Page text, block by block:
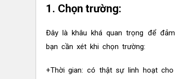
1. Chọn trường:
Đây là khâu khá quan trọng để
bạn cần xét khi chọn trường:
+Thời gian: có thật sự linh hoạt